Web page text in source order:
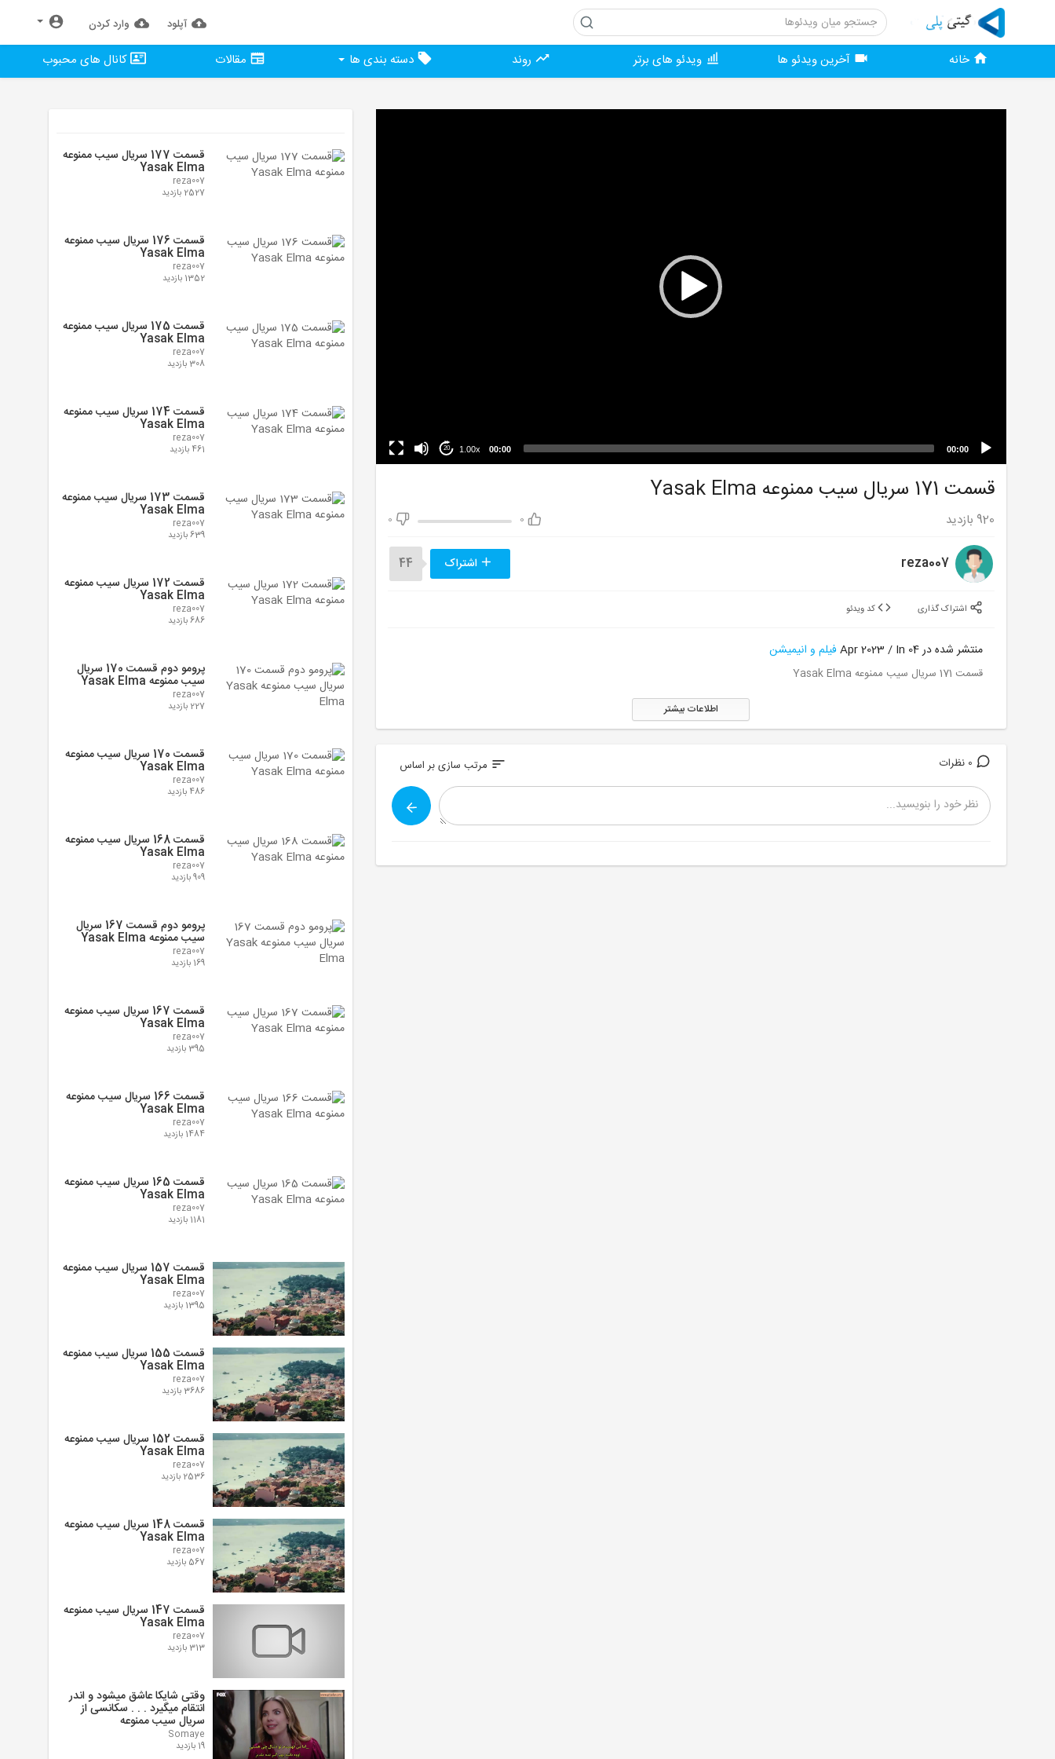
آپلود وارد كردن
خانه آخرین ویدئو ها ویدئو های برتر روند دسته بندی ها مقالات کانال های محبوب
00:00
00:00
1.00x
20
قسمت 177 سریال سیب ممنوعه
Yasak Elma
reza007
2527 بازدید
قسمت 176 سریال سیب ممنوعه
Yasak Elma
reza007
1352 بازدید
قسمت 175 سریال سیب ممنوعه
Yasak Elma
reza007
308 بازدید
قسمت 174 سریال سیب ممنوعه
Yasak Elma
reza007
461 بازدید
قسمت 173 سریال سیب ممنوعه
Yasak Elma
reza007
639 بازدید
قسمت 172 سریال سیب ممنوعه
Yasak Elma
reza007
686 بازدید
پرومو دوم قسمت 170 سریال
سیب ممنوعه Yasak Elma
reza007
227 بازدید
قسمت 170 سریال سیب ممنوعه
Yasak Elma
reza007
486 بازدید
قسمت 168 سریال سیب ممنوعه
Yasak Elma
reza007
909 بازدید
پرومو دوم قسمت 167 سریال
سیب ممنوعه Yasak Elma
reza007
169 بازدید
قسمت 167 سریال سیب ممنوعه
Yasak Elma
reza007
395 بازدید
قسمت 166 سریال سیب ممنوعه
Yasak Elma
reza007
1484 بازدید
قسمت 165 سریال سیب ممنوعه
Yasak Elma
reza007
1181 بازدید
قسمت 157 سریال سیب ممنوعه
Yasak Elma
reza007
1395 بازدید
قسمت 155 سریال سیب ممنوعه
Yasak Elma
reza007
3686 بازدید
قسمت 152 سریال سیب ممنوعه
Yasak Elma
reza007
2536 بازدید
قسمت 148 سریال سیب ممنوعه
Yasak Elma
reza007
567 بازدید
قسمت 147 سریال سیب ممنوعه
Yasak Elma
reza007
313 بازدید
وقتی شایکا عاشق میشود و اندر
انتقام میگیرد . . . سکانسی از
سریال سیب ممنوعه
Somaye
19 بازدید
قسمت 171 سریال سیب ممنوعه Yasak Elma
0
0 920 بازدید
reza007 اشتراک 44
منتشر شده در 04 Apr 2023 / In فیلم و انیمیشن
قسمت 171 سریال سیب ممنوعه Yasak Elma
اطلاعات بیشتر
sort مرتب سازی بر اساس